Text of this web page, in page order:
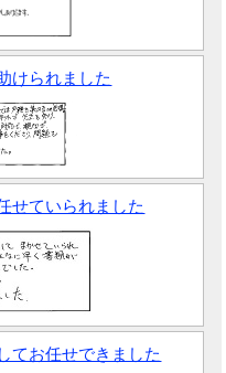
けられました
せていられました
てお任せできました